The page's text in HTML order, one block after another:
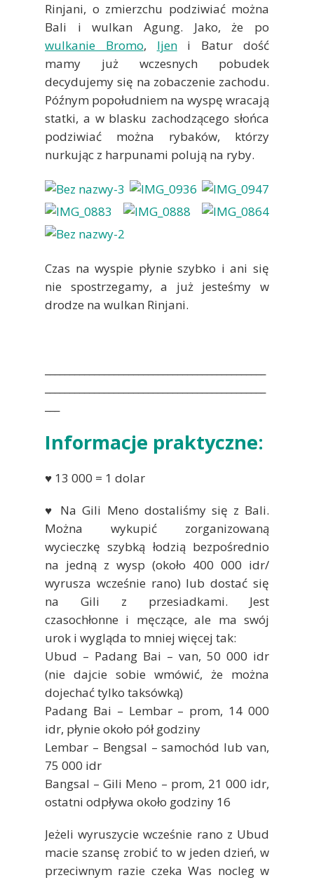
Rinjani, o zmierzchu podziwiać można
Bali i wulkan Agung. Jako, że po
wulkanie Bromo, Ijeni Batur dość
mamy już wczesnych pobudek
decydujemy się na zobaczenie zachodu.
Późnym popołudniem na wyspę wracają
statki, a w blasku zachodzącego słońca
podziwiać można rybaków, którzy
nurkując z harpunami polują na ryby.
Czas na wyspie płynie szybko i ani się
nie spostrzegamy, a już jesteśmy w
drodze na wulkan Rinjani.
Informacje praktyczne:
♥ 13 000 = 1 dolar
♥ Na Gili Meno dostaliśmy się z Bali.
Można wykupić zorganizowaną
wycieczkę szybką łodzią bezpośrednio
na jedną z wysp (około 400 000 idr/
wyrusza wcześnie rano) lub dostać się
na Gili z przesiadkami. Jest
czasochłonne i męczące, ale ma swój
urok i wygląda to mniej więcej tak:
Ubud – Padang Bai – van, 50 000 idr
(nie dajcie sobie wmówić, że można
dojechać tylko taksówką)
Padang Bai – Lembar – prom, 14 000
idr, płynie około pół godziny
Lembar – Bengsal – samochód lub van,
75 000 idr
Bangsal – Gili Meno – prom, 21 000 idr,
ostatni odpływa około godziny 16
Jeżeli wyruszycie wcześnie rano z Ubud
macie szansę zrobić to w jeden dzień, w
przeciwnym razie czeka Was nocleg w